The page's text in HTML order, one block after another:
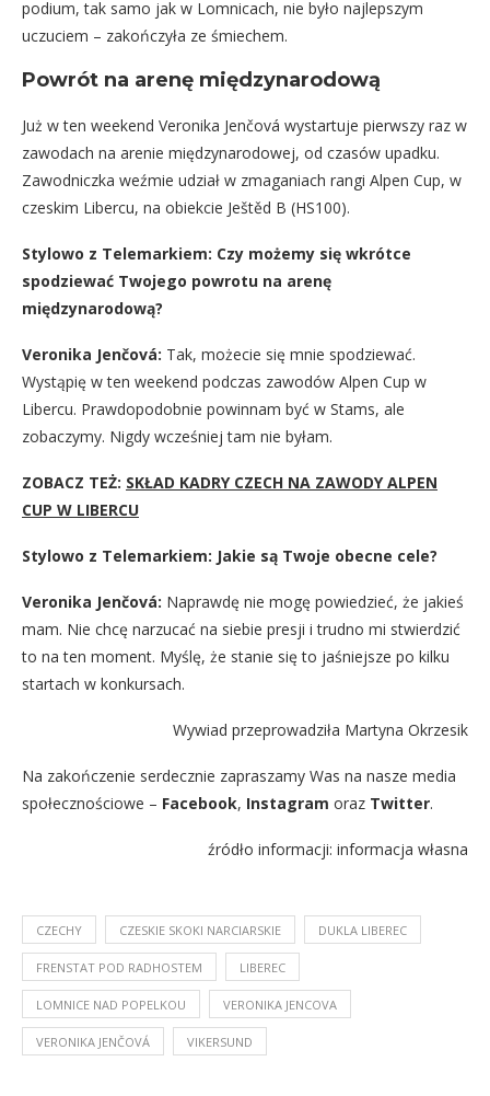
podium, tak samo jak w Lomnicach, nie było najlepszym
uczuciem – zakończyła ze śmiechem.
Powrót na arenę międzynarodową
Już w ten weekend Veronika Jenčová wystartuje pierwszy raz w
zawodach na arenie międzynarodowej, od czasów upadku.
Zawodniczka weźmie udział w zmaganiach rangi Alpen Cup, w
czeskim Libercu, na obiekcie Ještěd B (HS100).
Stylowo z Telemarkiem: Czy możemy się wkrótce
spodziewać Twojego powrotu na arenę
międzynarodową?
Veronika Jenčová: Tak, możecie się mnie spodziewać.
Wystąpię w ten weekend podczas zawodów Alpen Cup w
Libercu. Prawdopodobnie powinnam być w Stams, ale
zobaczymy. Nigdy wcześniej tam nie byłam.
ZOBACZ TEŻ: SKŁAD KADRY CZECH NA ZAWODY ALPEN
CUP W LIBERCU
Stylowo z Telemarkiem: Jakie są Twoje obecne cele?
Veronika Jenčová: Naprawdę nie mogę powiedzieć, że jakieś
mam. Nie chcę narzucać na siebie presji i trudno mi stwierdzić
to na ten moment. Myślę, że stanie się to jaśniejsze po kilku
startach w konkursach.
Wywiad przeprowadziła Martyna Okrzesik
Na zakończenie serdecznie zapraszamy Was na nasze media
społecznościowe – Facebook, Instagram oraz Twitter.
źródło informacji: informacja własna
CZECHY CZESKIE SKOKI NARCIARSKIE DUKLA LIBEREC
FRENSTAT POD RADHOSTEM LIBEREC
LOMNICE NAD POPELKOU VERONIKA JENCOVA
VERONIKA JENČOVÁ VIKERSUND